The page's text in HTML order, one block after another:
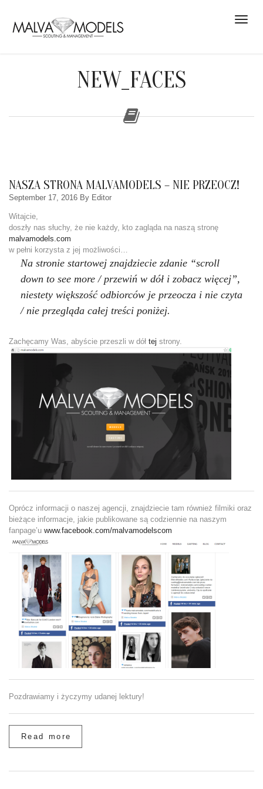
NEW_FACES
NASZA STRONA MALVAMODELS – NIE PRZEOCZ!
September 17, 2016 By Editor
Witajcie,
doszły nas słuchy, że nie każdy, kto zagląda na naszą stronę
malvamodels.com
w pełni korzysta z jej możliwości…
Na stronie startowej znajdziecie zdanie “scroll
down to see more / przewiń w dół i zobacz więcej”,
niestety większość odbiorców je przeocza i nie czyta
/ nie przegląda całej treści poniżej.
Zachęcamy Was, abyście przeszli w dół tej strony.
Oprócz informacji o naszej agencji, znajdziecie tam również filmiki oraz
bieżące informacje, jakie publikowane są codziennie na naszym
fanpage’u www.facebook.com/malvamodelscom
Pozdrawiamy i życzymy udanej lektury!
Read more